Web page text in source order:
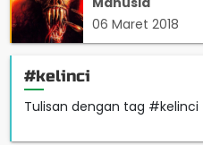
06 Maret 2018
#kelinci
Tulisan dengan tag #kelinci